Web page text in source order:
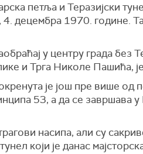
петља и Теразијски
децембра 1970. године.
у центру града без
и Трга Николе Пашића,
је још пре више од
53, а да се завршава
насипа, али су
који је данас